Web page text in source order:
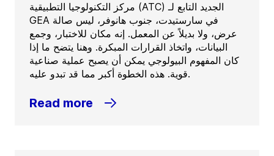
مركز التكنولوجيا التطبيقية (ATC) الجديد التابع لـ
GEA في سارستيدت، جنوب هانوفر، ليس صالة
عرض، ولا بديلاً عن المعمل. إنه مكان للاختبار، وجمع
البيانات، واتخاذ القرارات المبكرة. وهنا يتضح ما إذا
كان المفهوم البيولوجي يمكن أن يصبح عملية صناعية
قوية. هذه الخطوة أكبر مما قد تبدو عليه.
Read more